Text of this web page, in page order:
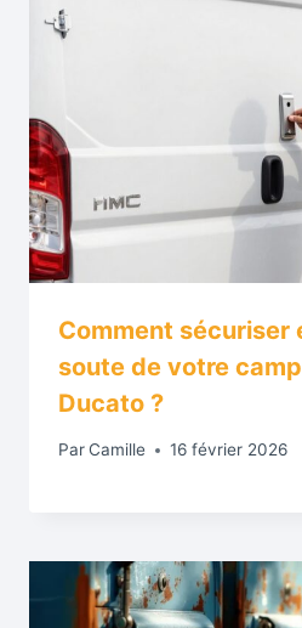
Comment sécuriser
soute de votre
Ducato ?
ParCamille 16 février 2026